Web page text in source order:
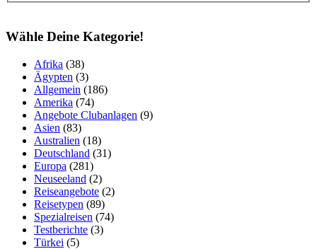
Wähle Deine Kategorie!
Afrika (38)
Ägypten (3)
Allgemein (186)
Amerika (74)
Angebote Clubanlagen (9)
Asien (83)
Australien (18)
Deutschland (31)
Europa (281)
Neuseeland (2)
Reiseangebote (2)
Reisetypen (89)
Spezialreisen (74)
Testberichte (3)
Türkei (5)